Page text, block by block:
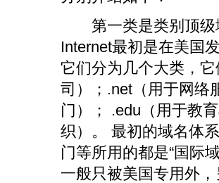
第一类是类别顶级
Internet最初是在美国
它们分为几个大类，
司）；.net（用于网络
门）； .edu（用于教
织）。 最初的域名体
门等所用的都是“国际
一般只被美国专用外